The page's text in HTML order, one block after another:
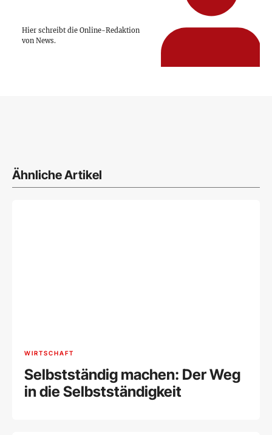
Hier schreibt die Online-Redaktion
von News.
Ähnliche Artikel
WIRTSCHAFT
Selbstständig machen: Der Weg
in die Selbstständigkeit